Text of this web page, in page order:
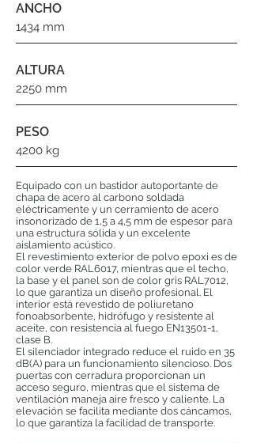
ANCHO
1434 mm
ALTURA
2250 mm
PESO
4200 kg
Equipado con un bastidor autoportante de
chapa de acero al carbono soldada
eléctricamente y un cerramiento de acero
insonorizado de 1,5 a 4,5 mm de espesor para
una estructura sólida y un excelente
aislamiento acústico.
El revestimiento exterior de polvo epoxi es de
color verde RAL6017, mientras que el techo,
la base y el panel son de color gris RAL7012,
lo que garantiza un diseño profesional. El
interior está revestido de poliuretano
fonoabsorbente, hidrófugo y resistente al
aceite, con resistencia al fuego EN13501-1,
clase B.
El silenciador integrado reduce el ruido en 35
dB(A) para un funcionamiento silencioso. Dos
puertas con cerradura proporcionan un
acceso seguro, mientras que el sistema de
ventilación maneja aire fresco y caliente. La
elevación se facilita mediante dos cáncamos,
lo que garantiza la facilidad de transporte.